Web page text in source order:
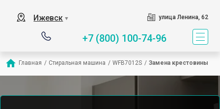
Ижевск ▼ улица Ленина, 62
+7 (800) 100-74-96
Главная / Стиральная машина / WFB7012S / Замена крестовины